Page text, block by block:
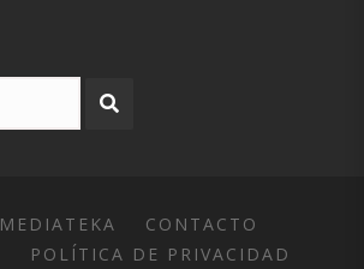
MEDIATEKA
CONTACTO
POLÍTICA DE PRIVACIDAD